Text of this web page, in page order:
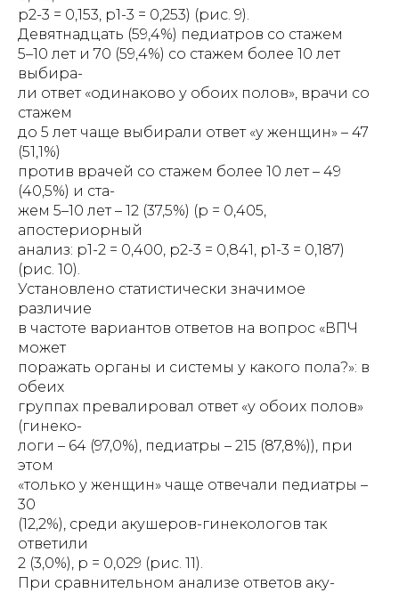
р2-3 = 0,153, р1-3 = 0,253) (рис. 9).
Девятнадцать (59,4%) педиатров со стажем
5–10 лет и 70 (59,4%) со стажем более 10 лет
выбира-
ли ответ «одинаково у обоих полов», врачи со
стажем
до 5 лет чаще выбирали ответ «у женщин» – 47
(51,1%)
против врачей со стажем более 10 лет – 49
(40,5%) и ста-
жем 5–10 лет – 12 (37,5%) (р = 0,405,
апостериорный
анализ: р1-2 = 0,400, р2-3 = 0,841, р1-3 = 0,187)
(рис. 10).
Установлено статистически значимое
различие
в частоте вариантов ответов на вопрос «ВПЧ
может
поражать органы и системы у какого пола?»: в
обеих
группах превалировал ответ «у обоих полов»
(гинеко-
логи – 64 (97,0%), педиатры – 215 (87,8%)), при
этом
«только у женщин» чаще отвечали педиатры –
30
(12,2%), среди акушеров-гинекологов так
ответили
2 (3,0%), р = 0,029 (рис. 11).
При сравнительном анализе ответов аку-